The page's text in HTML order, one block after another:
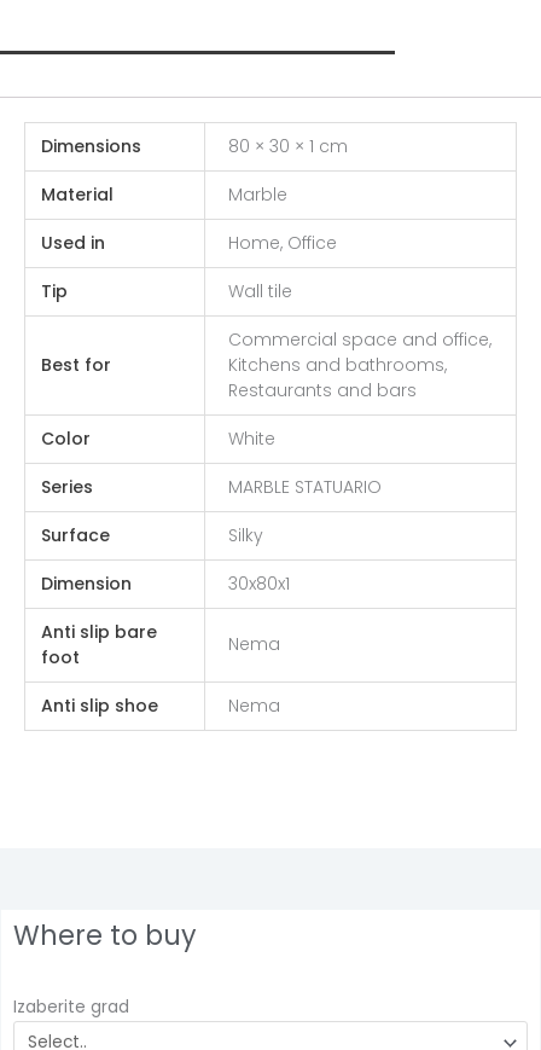
Dimensions
80 × 30 × 1 cm
Material
Marble
Used in
Home, Office
Tip
Wall tile
Best for
Commercial space and office,
Kitchens and bathrooms,
Restaurants and bars
Color
White
Series
MARBLE STATUARIO
Surface
Silky
Dimension
30x80x1
Anti slip bare
foot
Nema
Anti slip shoe Nema
Where to buy
Izaberite grad